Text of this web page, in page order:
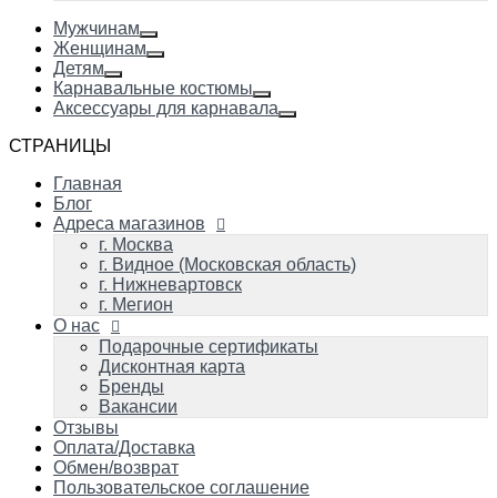
Мужчинам
Женщинам
Детям
Карнавальные костюмы
Аксессуары для карнавала
СТРАНИЦЫ
Главная
Блог
Адреса магазинов
г. Москва
г. Видное (Московская область)
г. Нижневартовск
г. Мегион
О нас
Подарочные сертификаты
Дисконтная карта
Бренды
Вакансии
Отзывы
Оплата/Доставка
Обмен/возврат
Пользовательское соглашение